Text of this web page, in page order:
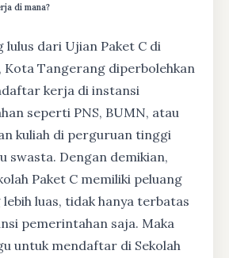
di mana?
lulus dari Ujian Paket C di
Kota Tangerang diperbolehkan
kerja di instansi
seperti PNS, BUMN, atau
kuliah di perguruan tinggi
swasta. Dengan demikian,
Paket C memiliki peluang
luas, tidak hanya terbatas
pemerintahan saja. Maka
untuk mendaftar di Sekolah